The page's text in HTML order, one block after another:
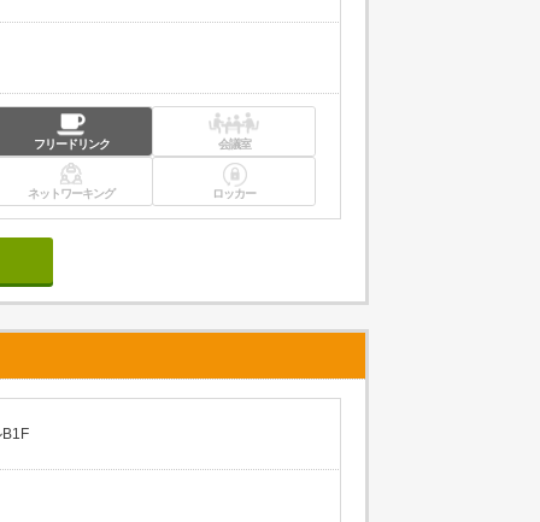
フリードリンク 会議室
ネットワーキング ロッカー